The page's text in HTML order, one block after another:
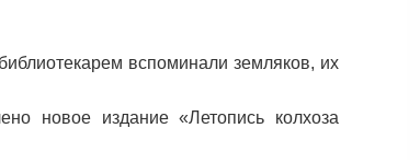
вспоминали земляков, их
новое издание «Летопись колхоза